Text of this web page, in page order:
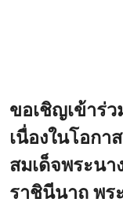
ขอเชิญเข้าร่ว
เนื่องในโอก
สมเด็จพระนา
ราชินีนาถ พร